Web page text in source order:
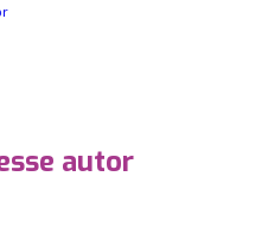
autor